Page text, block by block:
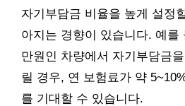
자기부담금 비율을 높게 설정
아지는 경향이 있습니다. 예를
만원인 차량에서 자기부담금
릴 경우, 연 보험료가 약
를 기대할 수 있습니다.